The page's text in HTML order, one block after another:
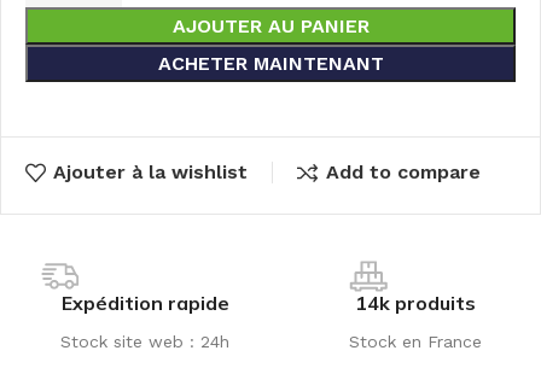
AJOUTER AU PANIER
ACHETER MAINTENANT
Ajouter à la wishlist Add to compare
Expédition rapide
Stock site web : 24h
14k produits
Stock en France